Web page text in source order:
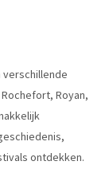
verschillende
Royan,
ontdekken.